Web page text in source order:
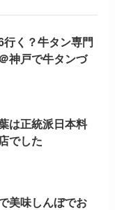
行く？牛タン専門
神戸で牛タンづ
は正統派日本料
でした
美味しんぼでお